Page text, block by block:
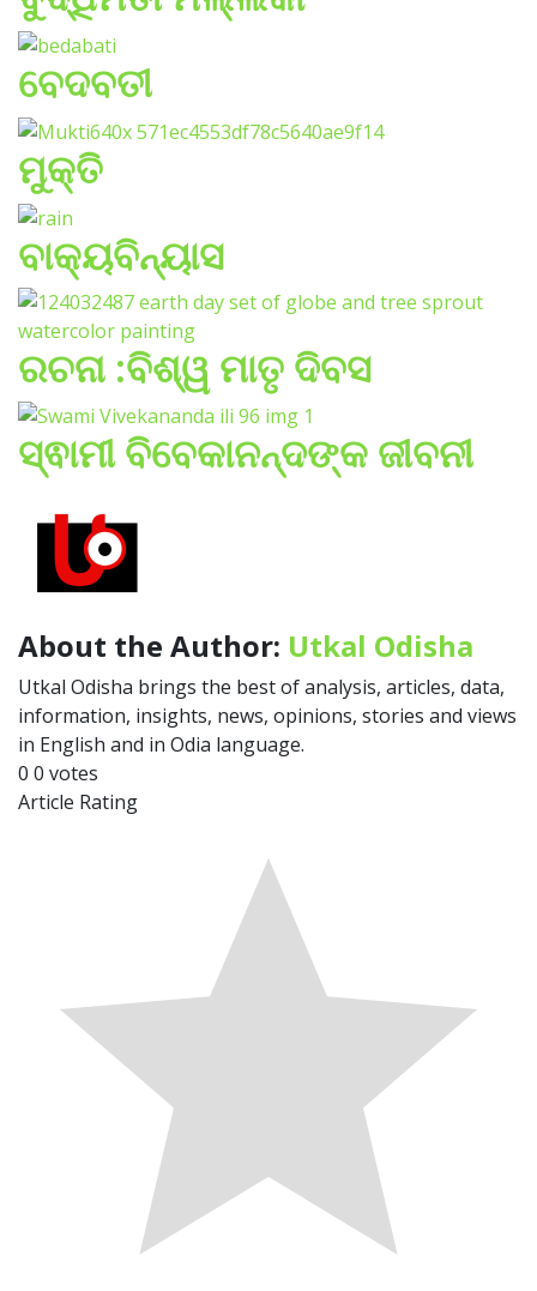
ବେଦବତୀ
ମୁକ୍ତି
ବାକ୍ୟବିନ୍ୟାସ
ରଚନା :ବିଶ୍ୱ ମାତୃ ଦିବସ
ସ୍ଵାମୀ ବିବେକାନନ୍ଦଙ୍କ ଜୀବନୀ
About the Author: Utkal Odisha
Utkal Odisha brings the best of analysis, articles, data,
information, insights, news, opinions, stories and views
in English and in Odia language.
0 0 votes
Article Rating